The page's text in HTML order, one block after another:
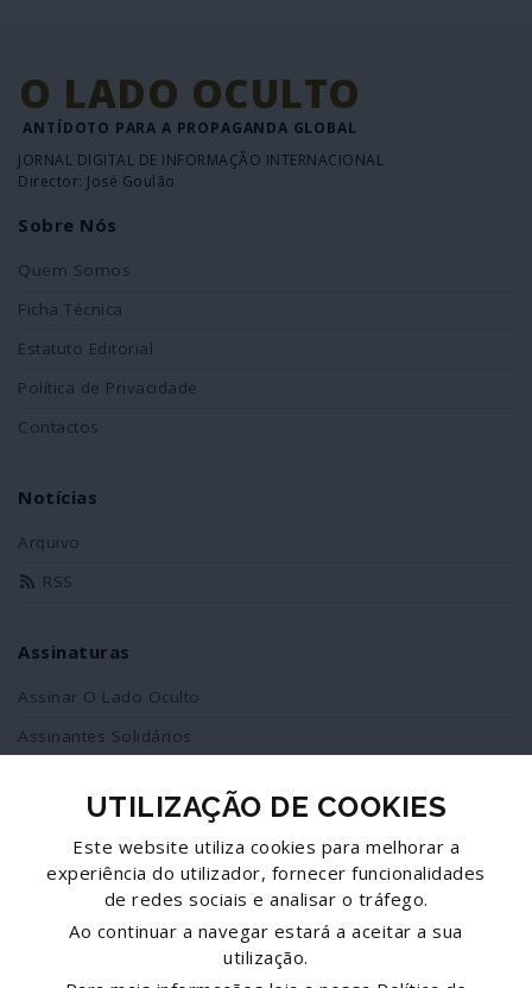
O LADO OCULTO
ANTÍDOTO PARA A PROPAGANDA GLOBAL
JORNAL DIGITAL DE INFORMAÇÃO INTERNACIONAL
Director: José Goulão
Sobre Nós
Quem Somos
Ficha Técnica
Estatuto Editorial
Política de Privacidade
Contactos
Notícias
Arquivo
RSS
Assinaturas
Assinar O Lado Oculto
Assinantes Solidários
Redes Sociais
Siga-nos no facebook
UTILIZAÇÃO DE COOKIES
Este website utiliza cookies para melhorar a
experiência do utilizador, fornecer funcionalidades
de redes sociais e analisar o tráfego.
Ao continuar a navegar estará a aceitar a sua
utilização.